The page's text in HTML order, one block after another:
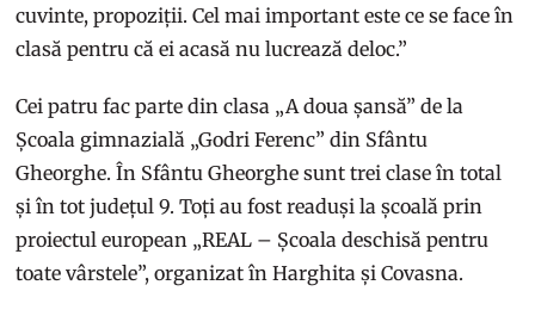
cuvinte, propoziții. Cel mai important este ce se face în
clasă pentru că ei acasă nu lucrează deloc.”
Cei patru fac parte din clasa „A doua șansă” de la
Școala gimnazială „Godri Ferenc” din Sfântu
Gheorghe. În Sfântu Gheorghe sunt trei clase în total
și în tot județul 9. Toți au fost readuși la școală prin
proiectul european „REAL – Școala deschisă pentru
toate vârstele”, organizat în Harghita și Covasna.